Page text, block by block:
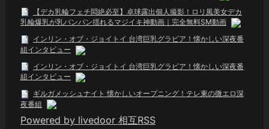
【デカ乳輪フェチ悶絶必至】卓球露出個人撮影！ロリ風美女デカ
乳輪爆乳が乳パンパン揺れるマジイキ神動画｜完全無料SM動画
インリン・オブ・ジョイトイ 台湾巨乳グラビア！懐かしい深夜番
組インタビュー
インリン・オブ・ジョイトイ 台湾巨乳グラビア！懐かしい深夜番
組インタビュー
ギルガメッシュナイト 懐かしいオープニング！テレ東の微エロ深
夜番組
Powered by livedoor 相互RSS